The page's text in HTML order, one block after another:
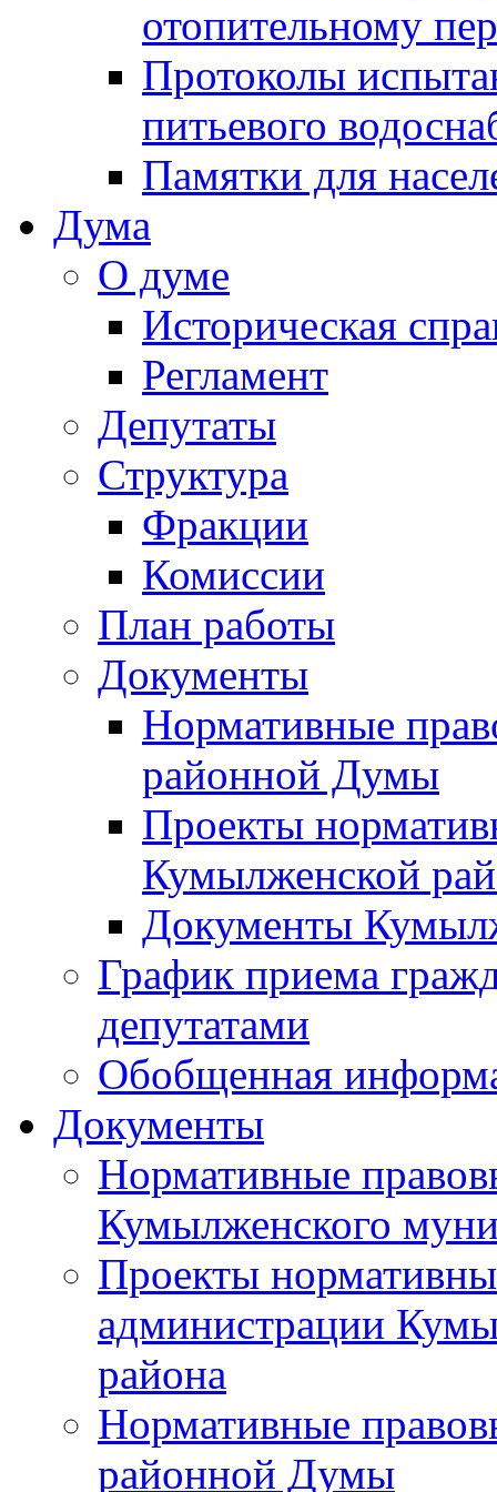
отопительному
Протоколы
питьевого
Памятки для
Дума
О думе
Историческая
Регламент
Депутаты
Структура
Фракции
Комиссии
План работы
Документы
Нормативные
районной Думы
Проекты
Кумылженской
Документы
График приема
депутатами
Обобщенная
Документы
Нормативные
Кумылженского
Проекты
администрации
района
Нормативные
районной Думы